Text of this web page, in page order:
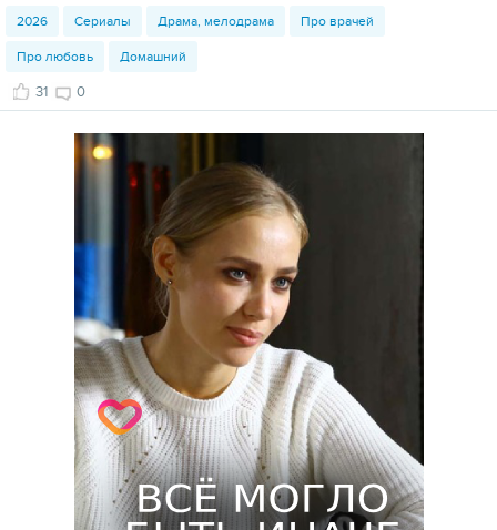
2026 Сериалы Драма, мелодрама Про врачей
Про любовь Домашний
31 0